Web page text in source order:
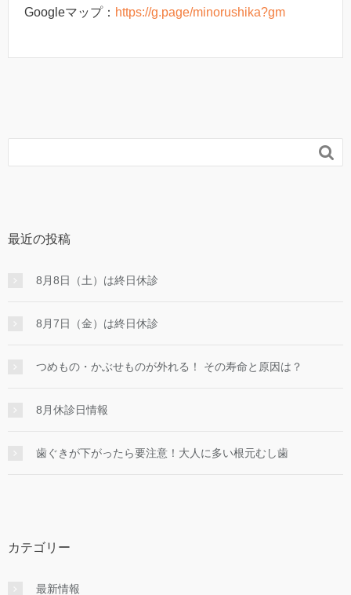
Googleマップ： https://g.page/minorushika?gm

最近の投稿
8月8日（土）は終日休診
8月7日（金）は終日休診
つめもの・かぶせものが外れる！ その寿命と原因は？
8月休診日情報
歯ぐきが下がったら要注意！大人に多い根元むし歯
カテゴリー
最新情報